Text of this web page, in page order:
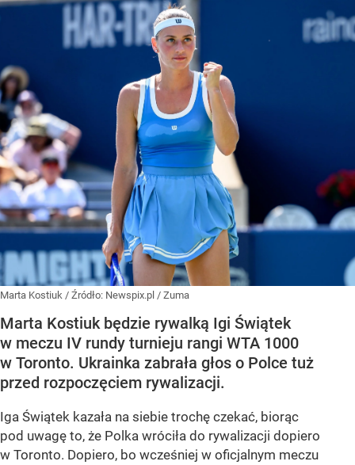
Marta Kostiuk / Źródło: Newspix.pl / Zuma
Marta Kostiuk będzie rywalką Igi Świątek
w meczu IV rundy turnieju rangi WTA 1000
w Toronto. Ukrainka zabrała głos o Polce tuż
przed rozpoczęciem rywalizacji.
Iga Świątek kazała na siebie trochę czekać, biorąc
pod uwagę to, że Polka wróciła do rywalizacji dopiero
w Toronto. Dopiero, bo wcześniej w oficjalnym meczu